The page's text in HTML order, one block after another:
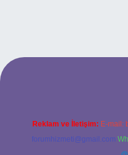
giriş
Reklam ve İletişim: E-mail:
forumhizmeti@gmail.com